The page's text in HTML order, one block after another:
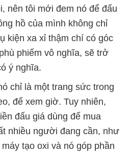
nên tôi mới đem nó để đấu
hồ của mình không chỉ
kiện xa xỉ thậm chí có góc
phiếm vô nghĩa, sẽ trở
ý nghĩa.
chỉ là một trang sức trong
để xem giờ. Tuy nhiên,
đấu giá dùng để mua
nhiều người đang cần, như
tạo oxi và nó góp phần